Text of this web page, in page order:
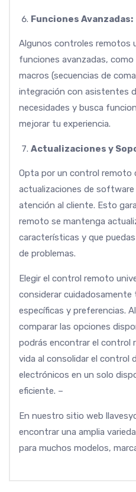
Funciones Avanzadas:
Algunos controles remotos
funciones avanzadas, como
macros (secuencias de
integración con asistentes
necesidades y busca
mejorar tu experiencia.
Actualizaciones y
Opta por un control remoto
actualizaciones de software
atención al cliente. Esto
remoto se mantenga
características y que
de problemas.
Elegir el control remoto
considerar cuidadosamente
específicas y preferencias.
comparar las opciones
podrás encontrar el control
vida al consolidar el control
electrónicos en un solo
eficiente. –
En nuestro sitio web
encontrar una amplia
para muchos modelos,